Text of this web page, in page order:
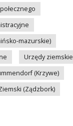
mazurskie)
Urzędy ziemskie
(Krzywe)
(Ządzbork)